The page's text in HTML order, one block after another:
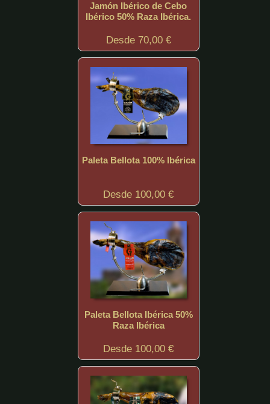
Jamón Ibérico de Cebo
Ibérico 50% Raza Ibérica.
Desde 70,00 €
Paleta Bellota 100% Ibérica
Desde 100,00 €
Paleta Bellota Ibérica 50%
Raza Ibérica
Desde 100,00 €